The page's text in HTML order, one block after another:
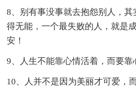
8、别有事没事就去抱怨别人，
得无能，一个最失败的人，就是
安！
9、人生不能靠心情活着，而要
10、人并不是因为美丽才可爱，